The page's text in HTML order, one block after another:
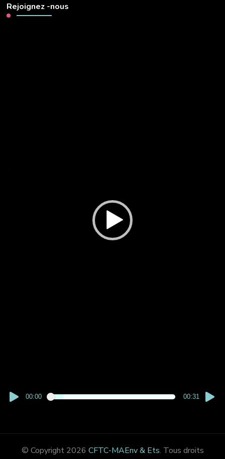
Rejoignez -nous
00:00 00:31
© Copyright 2026 CFTC-MAEnv & Ets. Tous droits